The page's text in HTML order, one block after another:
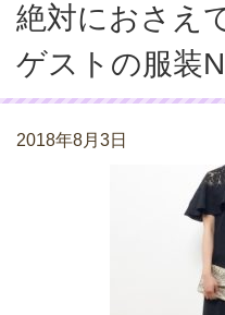
絶対におさえ
ゲストの服装
2018年8月3日